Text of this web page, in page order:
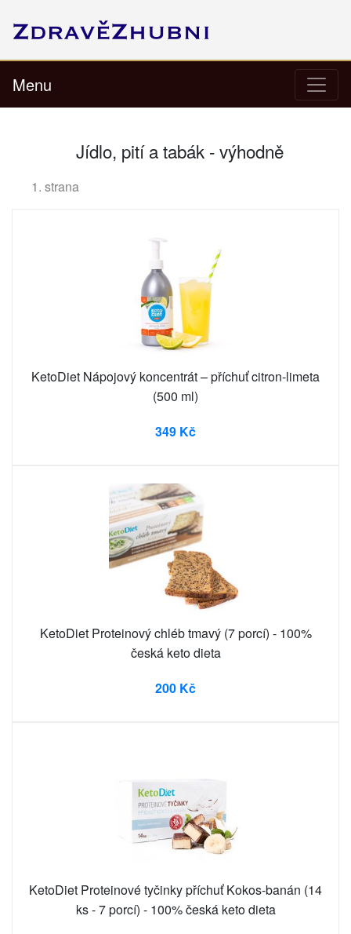
Menu
Jídlo, pití a tabák - výhodně
1. strana
KetoDiet Nápojový koncentrát – příchuť citron-limeta
(500 ml)
349 Kč
KetoDiet Proteinový chléb tmavý (7 porcí) - 100%
česká keto dieta
200 Kč
KetoDiet Proteinové tyčinky příchuť Kokos-banán (14
ks - 7 porcí) - 100% česká keto dieta